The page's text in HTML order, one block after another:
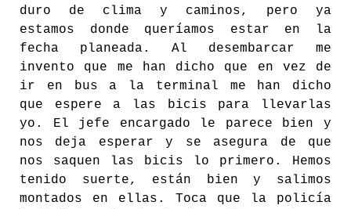
duro de clima y caminos, pero ya
estamos donde queríamos estar en la
fecha planeada. Al desembarcar me
invento que me han dicho que en vez de
ir en bus a la terminal me han dicho
que espere a las bicis para llevarlas
yo. El jefe encargado le parece bien y
nos deja esperar y se asegura de que
nos saquen las bicis lo primero. Hemos
tenido suerte, están bien y salimos
montados en ellas. Toca que la policía